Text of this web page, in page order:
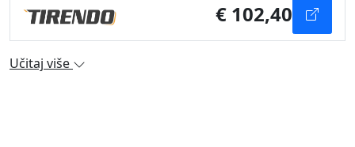
€ 102,40
Učitaj više